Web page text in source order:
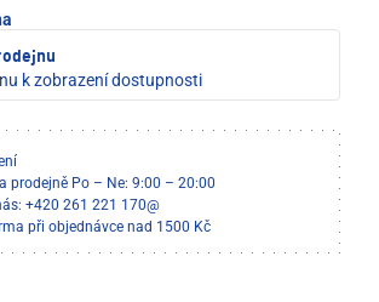
k zobrazení dostupnosti
prodejně Po – Ne: 9:00 – 20:00
+420 261 221 170@
při objednávce nad 1500 Kč